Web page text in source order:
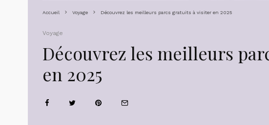
Accueil Voyage Découvrez les meilleurs parcs gratuits à visiter en 2025
Voyage
Découvrez les meilleurs
en 2025